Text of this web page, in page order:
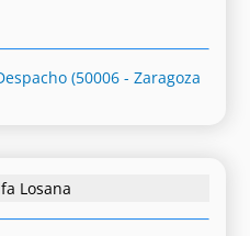
(50006 - Zaragoza
Losana